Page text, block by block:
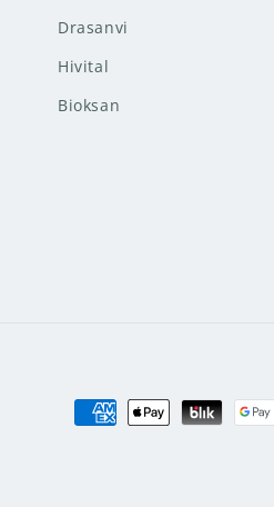
Drasanvi
Hivital
Bioksan
Formas